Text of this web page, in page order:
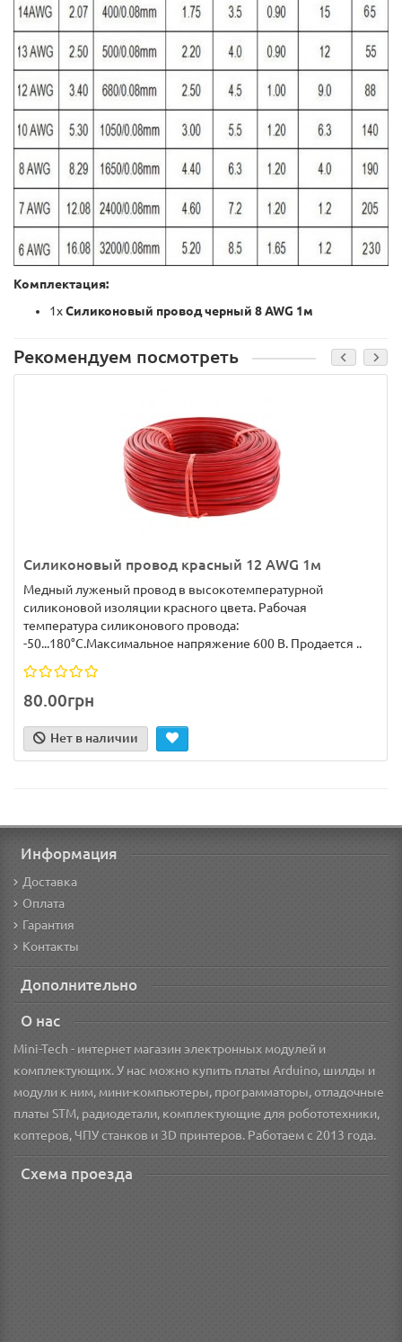
Комплектация:
1xСиликоновый провод черный 8 AWG 1м
Рекомендуем посмотреть
Силиконовый провод красный 12 AWG 1м
Медный луженый провод в высокотемпературной
силиконовой изоляции красного цвета. Рабочая
температура силиконового провода:
-50...180°C.Максимальное напряжение 600 В. Продается ..
80.00грн
Нет в наличии
Информация
Доставка
Оплата
Гарантия
Контакты
Дополнительно
О нас
Mini-Tech - интернет магазин электронных модулей и
комплектующих. У нас можно купить платы Arduino, шилды и
модули к ним, мини-компьютеры, программаторы, отладочные
платы STM, радиодетали, комплектующие для робототехники,
коптеров, ЧПУ станков и 3D принтеров. Работаем с 2013 года.
Схема проезда